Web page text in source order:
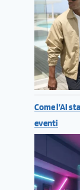
Come l’AI
eventi